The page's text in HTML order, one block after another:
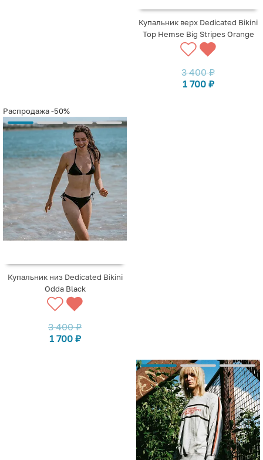
Купальник верх Dedicated Bikini
Top Hemse Big Stripes Orange
3 400₽
1 700 ₽
Распродажа-50%
Купальник низ Dedicated Bikini
Odda Black
3 400₽
1 700 ₽